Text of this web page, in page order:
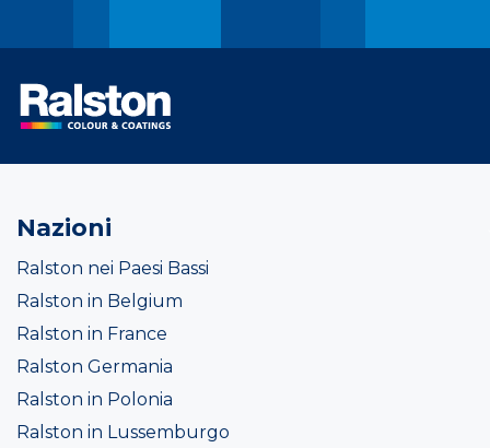
Nazioni
Ralston nei Paesi Bassi
Ralston in Belgium
Ralston in France
Ralston Germania
Ralston in Polonia
Ralston in Lussemburgo